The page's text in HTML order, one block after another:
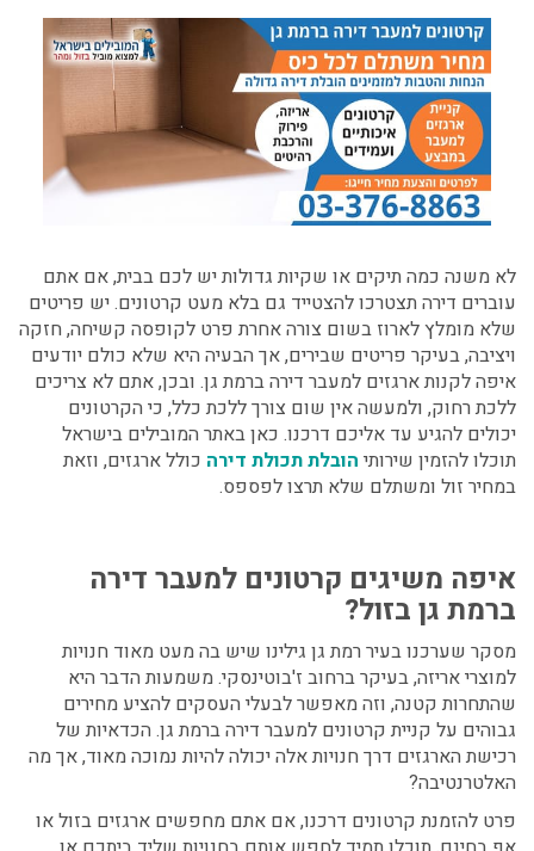
לא משנה כמה תיקים או שקיות גדולות יש לכם בבית, אם אתם
עוברים דירה תצטרכו להצטייד גם בלא מעט קרטונים. יש פריטים
שלא מומלץ לארוז בשום צורה אחרת פרט לקופסה קשיחה, חזקה
ויציבה, בעיקר פריטים שבירים, אך הבעיה היא שלא כולם יודעים
איפה לקנות ארגזים למעבר דירה ברמת גן. ובכן, אתם לא צריכים
ללכת רחוק, ולמעשה אין שום צורך ללכת כלל, כי הקרטונים
יכולים להגיע עד אליכם דרכנו. כאן באתר המובילים בישראל
תוכלו להזמין שירותי הובלת תכולת דירה כולל ארגזים, וזאת
במחיר זול ומשתלם שלא תרצו לפספס.
איפה משיגים קרטונים למעבר דירה
ברמת גן בזול?
מסקר שערכנו בעיר רמת גן גילינו שיש בה מעט מאוד חנויות
למוצרי אריזה, בעיקר ברחוב ז'בוטינסקי. משמעות הדבר היא
שהתחרות קטנה, וזה מאפשר לבעלי העסקים להציע מחירים
גבוהים על קניית קרטונים למעבר דירה ברמת גן. הכדאיות של
רכישת הארגזים דרך חנויות אלה יכולה להיות נמוכה מאוד, אך מה
האלטרנטיבה?
פרט להזמנת קרטונים דרכנו, אם אתם מחפשים ארגזים בזול או